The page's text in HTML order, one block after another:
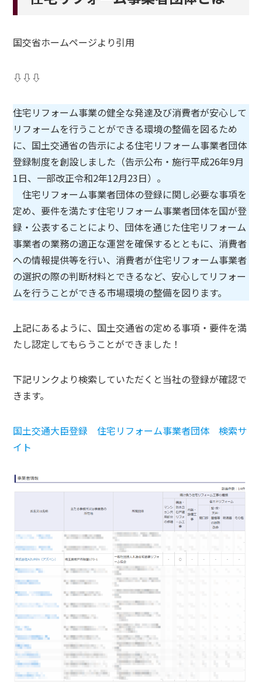
国交省ホームページより引用
⇩⇩⇩
住宅リフォーム事業の健全な発達及び消費者が安心して
リフォームを行うことができる環境の整備を図るため
に、国土交通省の告示による住宅リフォーム事業者団体
登録制度を創設しました（告示公布・施行平成26年9月
1日、一部改正令和2年12月23日）。
住宅リフォーム事業者団体の登録に関し必要な事項を
定め、要件を満たす住宅リフォーム事業者団体を国が登
録・公表することにより、団体を通じた住宅リフォーム
事業者の業務の適正な運営を確保するとともに、消費者
への情報提供等を行い、消費者が住宅リフォーム事業者
の選択の際の判断材料とできるなど、安心してリフォー
ムを行うことができる市場環境の整備を図ります。
上記にあるように、国土交通省の定める事項・要件を満
たし認定してもらうことができました！
下記リンクより検索していただくと当社の登録が確認で
きます。
国土交通大臣登録 住宅リフォーム事業者団体 検索サ
イト